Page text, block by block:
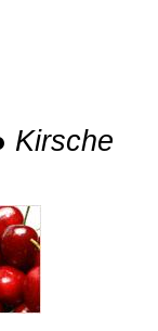
Kirsche